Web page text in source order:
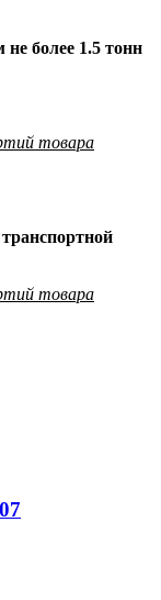
более 1.5 тонн
товара
товара